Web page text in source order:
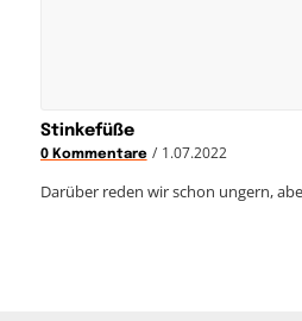
Stinkefüße
0 Kommentare / 1.07.2022
Darüber reden wir schon ungern,